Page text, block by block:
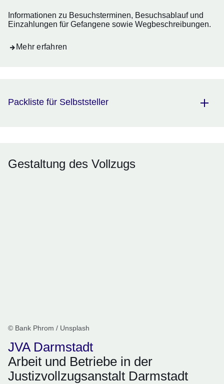
Informationen zu Besuchsterminen, Besuchsablauf und
Einzahlungen für Gefangene sowie Wegbeschreibungen.
Mehr erfahren
Packliste für Selbststeller
Gestaltung des Vollzugs
© Bank Phrom / Unsplash
JVA Darmstadt
Arbeit und Betriebe in der
Justizvollzugsanstalt Darmstadt